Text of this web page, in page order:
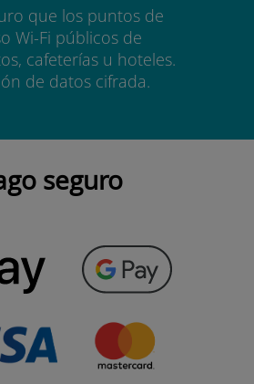
que los puntos de
Wi-Fi públicos de
cafeterías u hoteles.
de datos cifrada.
seguro